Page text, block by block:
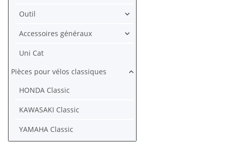
Outil
Accessoires généraux
Uni Cat
Pièces pour vélos classiques
HONDA Classic
KAWASAKI Classic
YAMAHA Classic